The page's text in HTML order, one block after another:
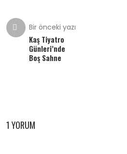
Bir önceki yazı
Kaş Tiyatro
Günleri’nde
Boş Sahne
1 YORUM